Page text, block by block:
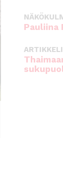
Pauliina
ARTIKKELI